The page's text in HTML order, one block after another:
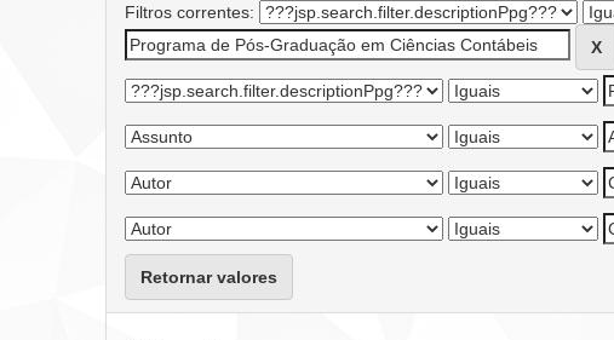
Filtros correntes:
Retornar valores